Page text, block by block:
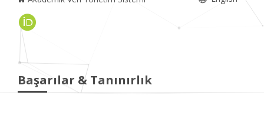
Başarılar & Tanınırlık